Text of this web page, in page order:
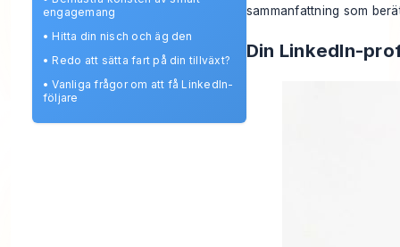
engagemang
• Hitta din nisch och äg den
• Redo att sätta fart på din tillväxt?
•Vanliga frågor om att få LinkedIn-
följare
sammanfattning som
Din LinkedIn-